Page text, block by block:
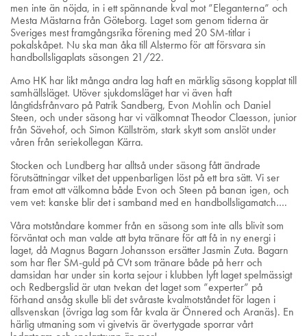
men inte än nöjda, in i ett spännande kval mot ”Eleganterna” och
Mesta Mästarna från Göteborg. Laget som genom tiderna är
Sveriges mest framgångsrika förening med 20 SM-titlar i
pokalskåpet. Nu ska man åka till Alstermo för att försvara sin
handbollsligaplats säsongen 21/22.
Amo HK har likt många andra lag haft en märklig säsong kopplat till
samhällsläget. Utöver sjukdomsläget har vi även haft
långtidsfrånvaro på Patrik Sandberg, Evon Mohlin och Daniel
Steen, och under säsong har vi välkomnat Theodor Claesson, junior
från Sävehof, och Simon Källström, stark skytt som anslöt under
våren från seriekollegan Kärra.
Stocken och Lundberg har alltså under säsong fått ändrade
förutsättningar vilket det uppenbarligen löst på ett bra sätt. Vi ser
fram emot att välkomna både Evon och Steen på banan igen, och
vem vet: kanske blir det i samband med en handbollsligamatch….
Våra motståndare kommer från en säsong som inte alls blivit som
förväntat och man valde att byta tränare för att få in ny energi i
laget, då Magnus Bagarn Johansson ersätter Jasmin Zuta. Bagarn
som har fler SM-guld på CVt som tränare både på herr och
damsidan har under sin korta sejour i klubben lyft laget spelmässigt
och Redbergslid är utan tvekan det laget som ”experter” på
förhand ansåg skulle bli det svåraste kvalmotståndet för lagen i
allsvenskan (övriga lag som får kvala är Önnered och Aranäs). En
härlig utmaning som vi givetvis är övertygade sporrar vårt